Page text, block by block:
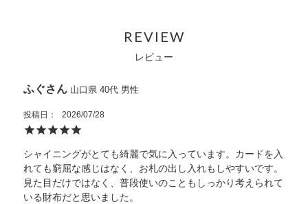
内側収納：紙幣ポケット×2
ホック式小銭入れ×１
・水などにぬれた場合は、直ちに拭き取り、風通しの良い場所
で自然乾燥させてください。
ください。
・洗濯機は使用しないでください。クリーニング専門店をご利
用ください。
・熱源や日光に長時間晒さないでください。
埃、湿気を避けてください。
また天然皮革に関してはワシントン条約を元に適正に輸入され
た商品を販売しています。
REVIEW
レビュー
ふぐ 山口県 40代 男性
投稿日 2026/07/28
シャイニングがとても綺麗で気に入っています。カードを入
れても窮屈な感じはなく、お札の出し入れもしやすいです。
見た目だけではなく、普段使いのこともしっかり考えられて
いる財布だと思いました。